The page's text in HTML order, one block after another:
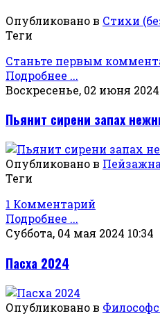
Опубликовано в Стихи
Теги
Станьте первым
Подробнее ...
Воскресенье, 02 июня 2024
Пьянит сирени запах
Опубликовано в
Теги
1 Комментарий
Подробнее ...
Суббота, 04 мая 2024 10:34
Пасха 2024
Опубликовано в